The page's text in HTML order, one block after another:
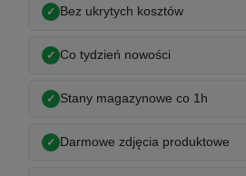
Bez ukrytych kosztów
Co tydzień nowości
Stany magazynowe co 1h
Darmowe zdjęcia produktowe